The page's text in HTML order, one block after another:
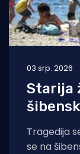
03 srp. 2026
Starija
Tragedija
se na